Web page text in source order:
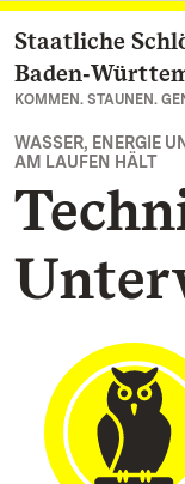
Zum
Staatliche
KOMMEN. STAUNEN.
WASSER, ENERGIE
AM LAUFEN HÄLT